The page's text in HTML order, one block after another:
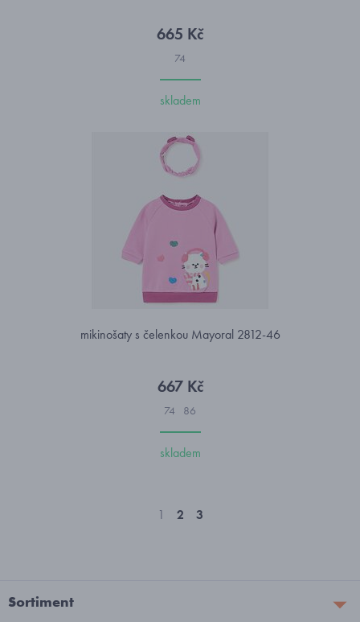
665 Kč
74
skladem
mikinošaty s čelenkou Mayoral 2812-46
667 Kč
74 86
skladem
1 2 3
Sortiment